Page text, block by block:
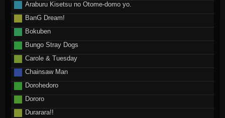
Araburu Kisetsu no Otome-domo yo.
BanG Dream!
Bokuben
Bungo Stray Dogs
Carole & Tuesday
Chainsaw Man
Dorohedoro
Dororo
Durarara!!